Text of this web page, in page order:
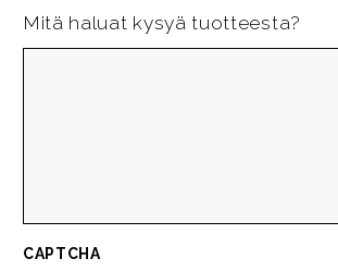
Mitä haluat kysyä tuotteesta?
CAPTCHA